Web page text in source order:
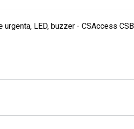
LED, buzzer - CSAccess